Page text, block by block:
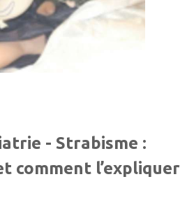
- Strabisme :
comment l’expliquer